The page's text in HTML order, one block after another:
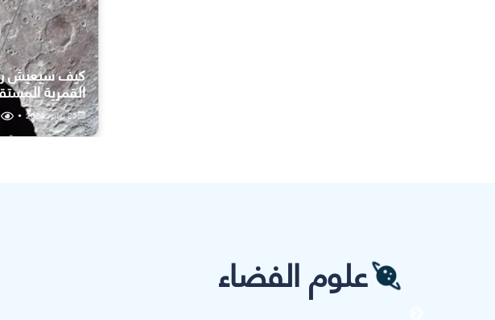
كيف سيعيش
القمرية
25 يوليو، 2026 •
علوم الفضاء